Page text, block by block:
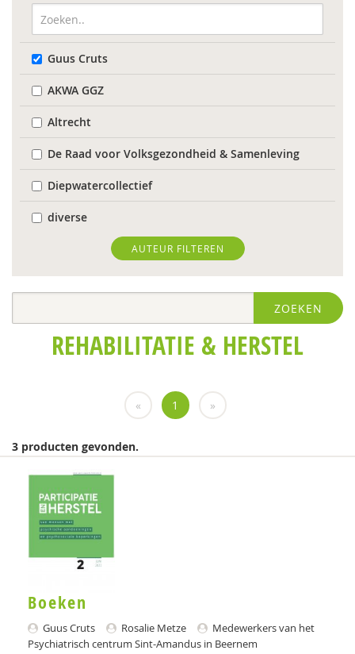
Guus Cruts
AKWA GGZ
Altrecht
De Raad voor Volksgezondheid & Samenleving
Diepwatercollectief
diverse
Diversen
Flenke
Medewerkers van het Psychiatrisch centrum Sint-
Amandus in Beernem
Miranda
psychiater
Nona (J. Hiemstra)
Leendert A. Hartog
AUTEUR FILTEREN
ZOEKEN
REHABILITATIE & HERSTEL
« 1 »
3 producten gevonden.
Boeken
Guus Cruts Rosalie Metze
Medewerkers van het
Psychiatrisch centrum Sint-Amandus in Beernem